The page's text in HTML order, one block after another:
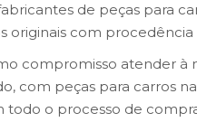
de peças para
originais com procedência
compromisso atender à
com peças para carros
todo o processo de